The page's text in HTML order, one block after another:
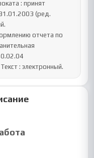
: принят
(ред.
отчета по
: электронный.